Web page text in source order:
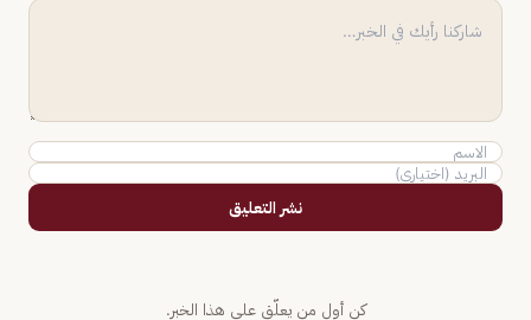
نشر التعليق
كن أول من يعلّق على هذا الخبر.